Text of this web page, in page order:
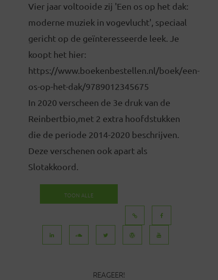
Vier jaar voltooide zij 'Een os op het dak:
moderne muziek in vogevlucht', speciaal
gericht op de geïnteresseerde leek. Je
koopt het hier:
https://www.boekenbestellen.nl/boek/een-
os-op-het-dak/9789012345675
In 2020 verscheen de 3e druk van de
Reinbertbio,met 2 extra hoofdstukken
die de periode 2014-2020 beschrijven.
Deze verschenen ook apart als
Slotakkoord.
TOON ALLE
REAGEER!